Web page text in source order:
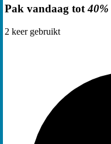
Pak vandaag tot40%
2 keer gebruikt